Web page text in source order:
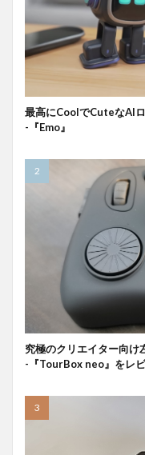
最高にCoolでCuteなAI
-『Emo』
究極のクリエイター向け
-『TourBox neo』をレ